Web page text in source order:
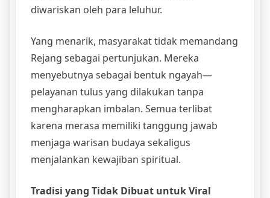
diwariskan oleh para leluhur.
Yang menarik, masyarakat tidak memandang
Rejang sebagai pertunjukan. Mereka
menyebutnya sebagai bentuk ngayah—
pelayanan tulus yang dilakukan tanpa
mengharapkan imbalan. Semua terlibat
karena merasa memiliki tanggung jawab
menjaga warisan budaya sekaligus
menjalankan kewajiban spiritual.
Tradisi yang Tidak Dibuat untuk Viral